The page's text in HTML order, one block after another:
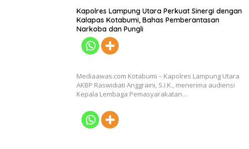
Kapolres Lampung Utara Perkuat Sinergi dengan
Kalapas Kotabumi, Bahas Pemberantasan
Narkoba dan Pungli
Mediaawas.com Kotabumi – Kapolres Lampung Utara
AKBP Raswidiati Anggraini, S.I.K., menerima audiensi
Kepala Lembaga Pemasyarakatan…